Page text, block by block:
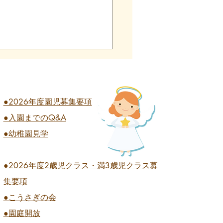
式 全学年
●2026年度園児募集要項
●入園までのQ&A
●幼稚園見学
●2026年度2歳児クラス・満3歳児クラス募
集要項
●こうさぎの会
●園庭開放